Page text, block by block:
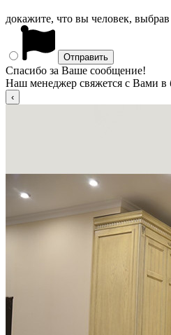
докажите, что вы человек, выбрав
Спасибо за Ваше сообщение!
Наш менеджер свяжется с Вами в